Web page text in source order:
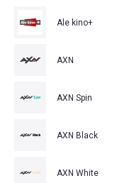
Ale kino+
AXN
AXN Spin
AXN Black
AXN White